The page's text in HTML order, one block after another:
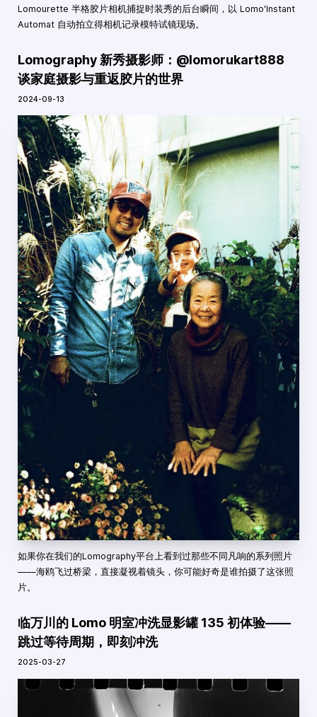
Lomourette 半格胶片相机捕捉时装秀的后台瞬间，以 Lomo'Instant
Automat 自动拍立得相机记录模特试镜现场。
Lomography 新秀摄影师：@lomorukart888
谈家庭摄影与重返胶片的世界
2024-09-13
如果你在我们的Lomography平台上看到过那些不同凡响的系列照片
——海鸥飞过桥梁，直接凝视着镜头，你可能好奇是谁拍摄了这张照
片。
临万川的 Lomo 明室冲洗显影罐 135 初体验——
跳过等待周期，即刻冲洗
2025-03-27